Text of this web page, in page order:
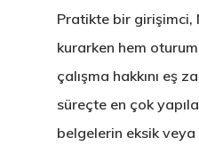
Pratikte bir girişimci,
kurarken hem
çalışma hakkını eş
süreçte en çok
belgelerin eksik veya